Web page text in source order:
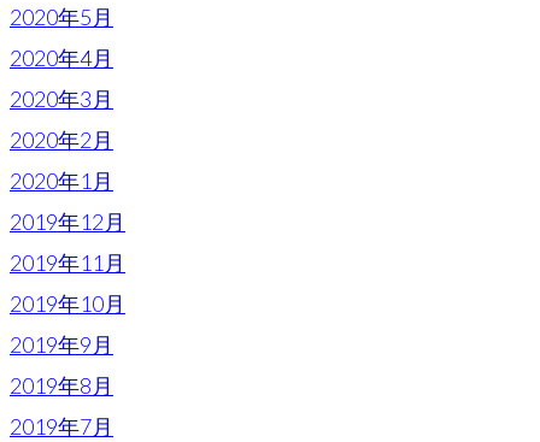
2020年5月
2020年4月
2020年3月
2020年2月
2020年1月
2019年12月
2019年11月
2019年10月
2019年9月
2019年8月
2019年7月